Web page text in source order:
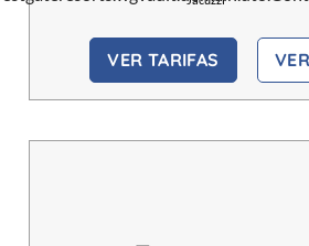
VER TARIFAS